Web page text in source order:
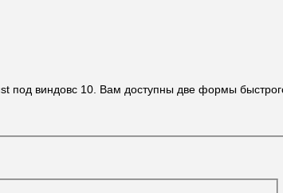
под виндовс 10. Вам доступны две формы